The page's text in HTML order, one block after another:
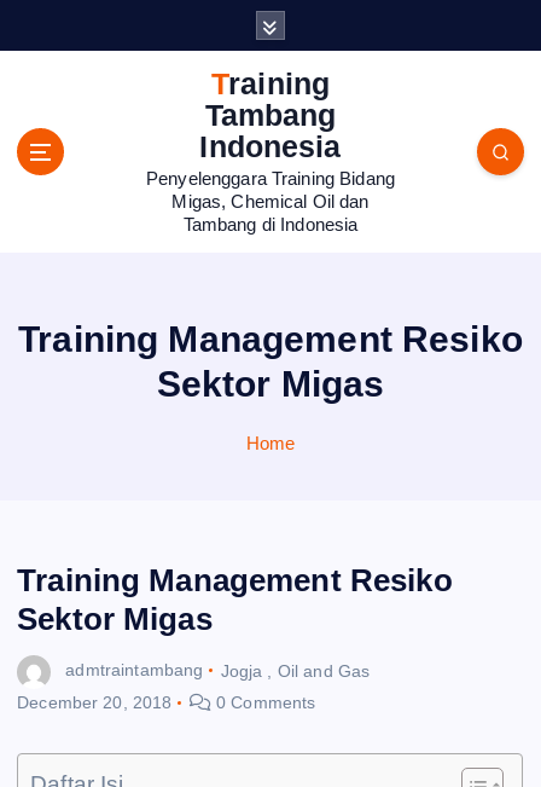
Training
Tambang
Indonesia
Penyelenggara Training Bidang
Migas, Chemical Oil dan
Tambang di Indonesia
Training Management Resiko
Sektor Migas
Home
Training Management Resiko
Sektor Migas
admtraintambang Jogja
Oil and Gas
December 20, 2018
0 Comments